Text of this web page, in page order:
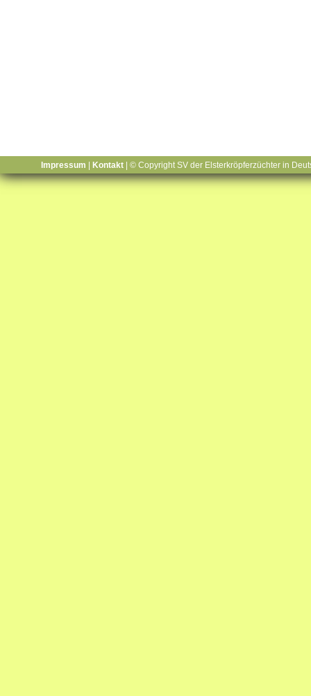
Impressum Kontakt | © Copyright SV der Elsterkröpferzüchter in